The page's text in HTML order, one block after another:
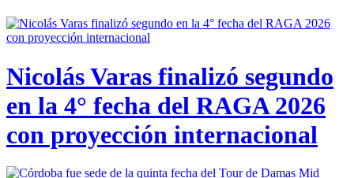
Nicolás Varas finalizó segundo
en la 4° fecha del RAGA 2026
con proyección internacional